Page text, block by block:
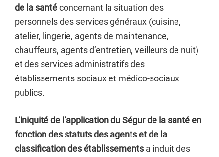
de la santéconcernant la situation des
personnels des services généraux (cuisine,
atelier, lingerie, agents de maintenance,
chauffeurs, agents d’entretien, veilleurs de nuit)
et des services administratifs des
établissements sociaux et médico-sociaux
publics.
L’iniquité de l’application du Ségur de la santé en
fonction des statuts des agents et de la
classification des établissements a induit des